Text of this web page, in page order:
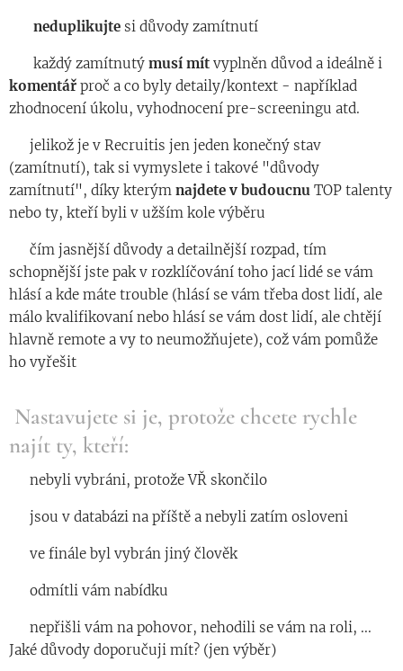
neduplikujte si důvody zamítnutí
◾️ každý zamítnutý musí mít vyplněn důvod a ideálně i
komentář proč a co byly detaily/kontext - například
zhodnocení úkolu, vyhodnocení pre-screeningu atd.
◾️ jelikož je v Recruitis jen jeden konečný stav
(zamítnutí), tak si vymyslete i takové "důvody
zamítnutí", díky kterým najdete v budoucnu TOP talenty
nebo ty, kteří byli v užším kole výběru
◾️ čím jasnější důvody a detailnější rozpad, tím
schopnější jste pak v rozklíčování toho jací lidé se vám
hlásí a kde máte trouble (hlásí se vám třeba dost lidí, ale
málo kvalifikovaní nebo hlásí se vám dost lidí, ale chtějí
hlavně remote a vy to neumožňujete), což vám pomůže
ho vyřešit
Nastavujete si je, protože chcete rychle
najít ty, kteří:
◾️ nebyli vybráni, protože VŘ skončilo
◾️ jsou v databázi na příště a nebyli zatím osloveni
◾️ ve finále byl vybrán jiný člověk
◾️ odmítli vám nabídku
◾️ nepřišli vám na pohovor, nehodili se vám na roli, ...
Jaké důvody doporučuji mít? (jen výběr)